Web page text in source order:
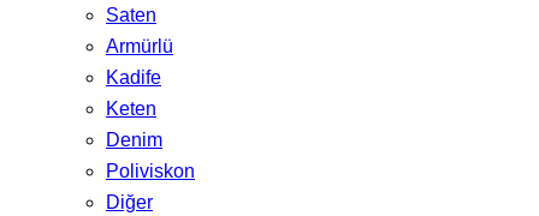
Saten
Armürlü
Kadife
Keten
Denim
Poliviskon
Diğer